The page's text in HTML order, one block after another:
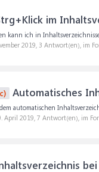
im
kann ich in
2019, 3 Antwort(en), im
Automatisches
automatischen
April 2019, 7 Antwort(en), im